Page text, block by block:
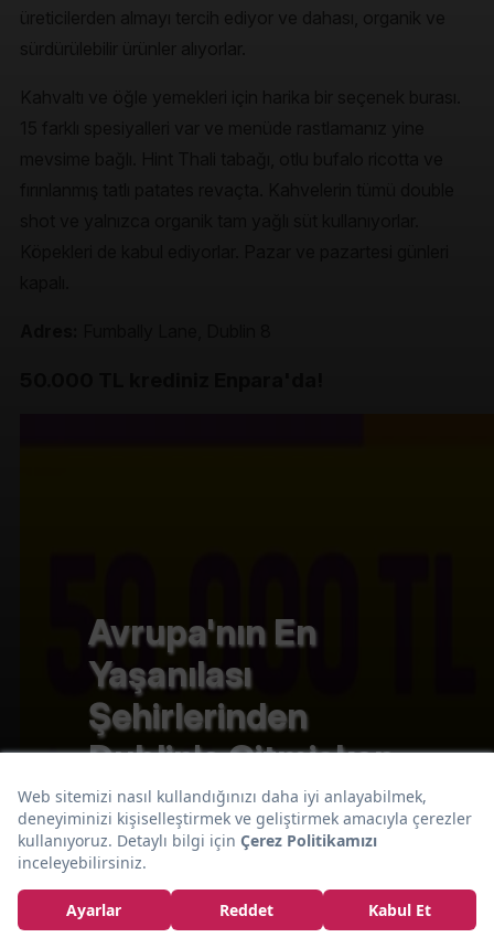
Avrupa'nın En
Yaşanılası
Şehirlerinden
Dublin'e Gitmişken
Uğramanız
Gereken 11 Mekan